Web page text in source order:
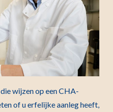
wijzen op een CHA-
of u erfelijke aanleg heeft,